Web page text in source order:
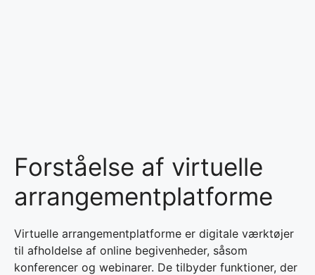
Forståelse af virtuelle
arrangementplatforme
Virtuelle arrangementplatforme er digitale værktøjer
til afholdelse af online begivenheder, såsom
konferencer og webinarer. De tilbyder funktioner, der